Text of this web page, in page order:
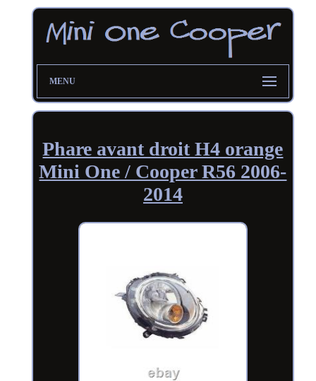
MENU
Phare avant droit H4 orange
Mini One / Cooper R56 2006-
2014